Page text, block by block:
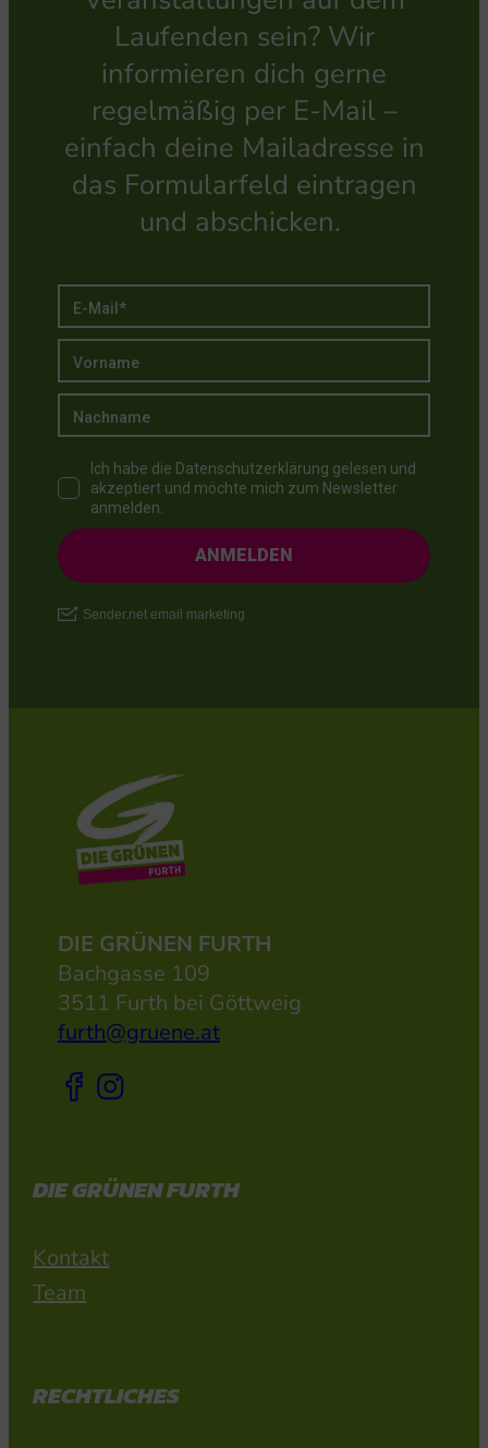
Laufenden sein? Wir
informieren dich gerne
regelmäßig per E-Mail –
einfach deine Mailadresse in
das Formularfeld eintragen
und abschicken.
DIE GRÜNEN FURTH
Bachgasse 109
3511 Furth bei Göttweig
furth@gruene.at
DIE GRÜNEN FURTH
Kontakt
Team
RECHTLICHES